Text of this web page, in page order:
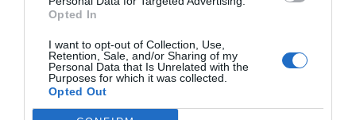
Opted In
I want to opt-out of Collection, Use,
Retention, Sale, and/or Sharing of my
Personal Data that Is Unrelated with the
Purposes for which it was collected.
Opted Out